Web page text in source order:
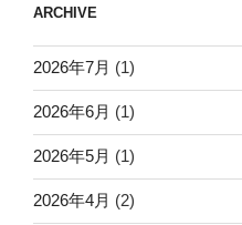
ARCHIVE
2026年7月 (1)
2026年6月 (1)
2026年5月 (1)
2026年4月 (2)